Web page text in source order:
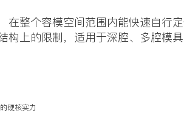
在整个容模空间范围内能快速自行定
构上的限制，适用于深腔、多腔模具
硬核实力